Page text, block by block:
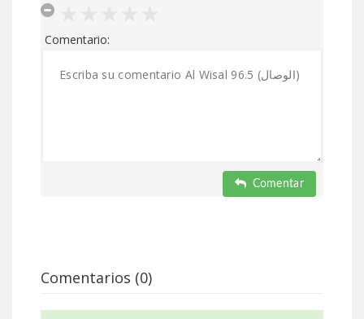
Comentario:
Comentar
Comentarios (0)